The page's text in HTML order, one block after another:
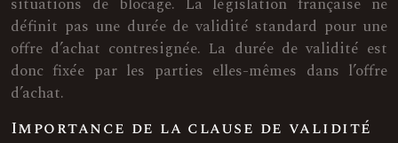
situations de blocage. La législation française ne
définit pas une durée de validité standard pour une
offre d’achat contresignée. La durée de validité est
donc fixée par les parties elles-mêmes dans l’offre
d’achat.
Importance de la clause de validité